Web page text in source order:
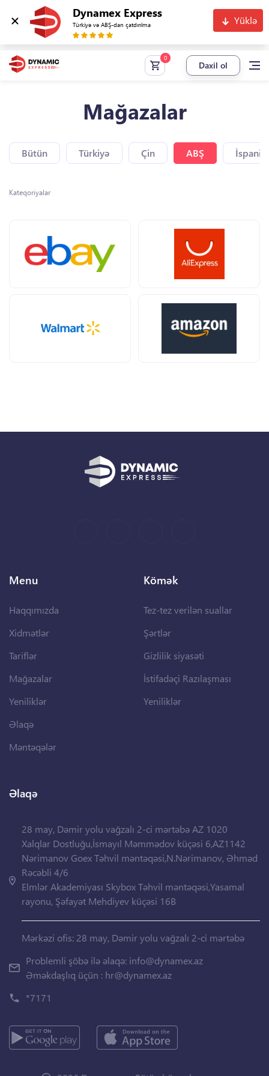
Dynamex Express
Türkiyə və ABŞ-dan çatdırılma Yüklə
Daxil ol
Mağazalar
Bütün Türkiyə Çin ABŞ
Kateqoriyalar
Menu
Haqqımızda
Xidmətlər
Tariflər
Mağazalar
Yeniliklər
Əlaqə
Məntəqələr
Kömək
Tez-tez verilən suallar
Şərtlər
Gizlilik siyasəti
İstifadəçi Razılaşması
Yeniliklər
Əlaqə
28 may, Dəmir yolu vağzalı 2-ci mərtəbə AZ 1020
Xalqlar Dostluğu,İsmayıl Məmmədov küçəsi 6,AZ1142
Nərimanov Goex Təhvil məntəqəsi,N.Nərimanov, Əhməd
Rəcəbli 4/6
Elmlər Akademiyası Skybox Təhvil məntəqəsi,Yasamal
rayonu, Şəfayət Mehdiyev küçəsi 16B
Mərkəzi ofis: 28 may, Dəmir yolu vağzalı 2-ci mərtəbə
Problemli şöbə ilə əlaqə: info@dynamex.az
Əməkdaşlıq üçün : hr@dynamex.az
*7171